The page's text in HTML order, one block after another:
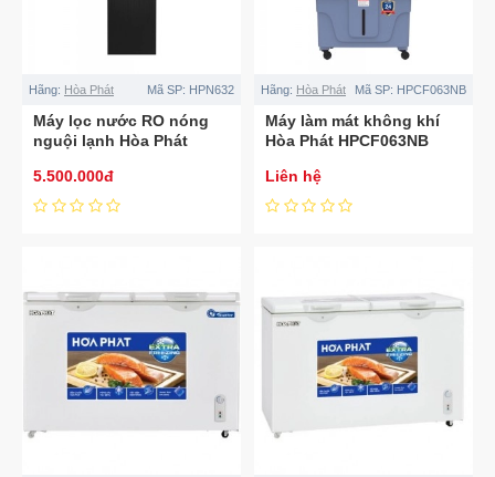
Hãng: Hòa Phát Mã SP: HPN632
Máy lọc nước RO nóng
nguội lạnh Hòa Phát
5.500.000đ
Hãng: Hòa Phát Mã SP: HPCF063NB
Máy làm mát không khí
Hòa Phát HPCF063NB
Liên hệ